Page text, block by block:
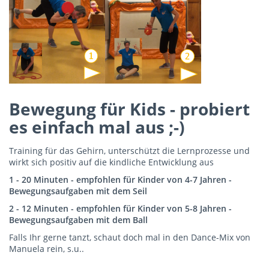
Bewegung für Kids - probiert
es einfach mal aus ;-)
Training für das Gehirn, unterschützt die Lernprozesse und
wirkt sich positiv auf die kindliche Entwicklung aus
1 - 20 Minuten - empfohlen für Kinder von 4-7 Jahren -
Bewegungsaufgaben mit dem Seil
2 - 12 Minuten - empfohlen für Kinder von 5-8 Jahren -
Bewegungsaufgaben mit dem Ball
Falls Ihr gerne tanzt, schaut doch mal in den Dance-Mix von
Manuela rein, s.u..